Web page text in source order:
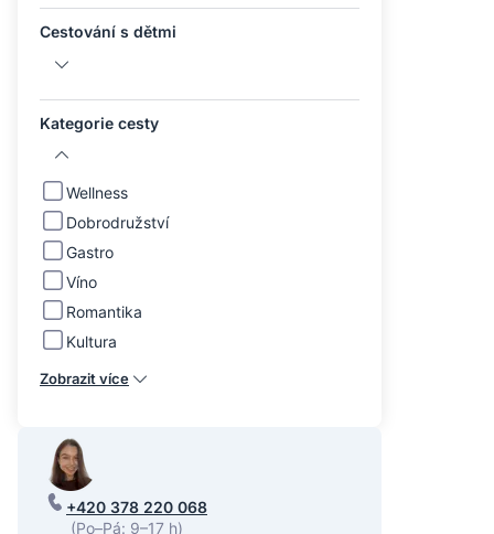
Cestování s dětmi
Kategorie cesty
Wellness
Dobrodružství
Gastro
Víno
Romantika
Kultura
Zobrazit více
+420 378 220 068
(Po–Pá: 9–17 h)